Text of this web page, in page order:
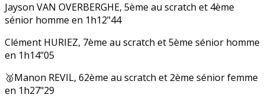
Jayson VAN OVERBERGHE, 5ème au scratch et 4ème
sénior homme en 1h12"44
Clément HURIEZ, 7ème au scratch et 5ème sénior homme
en 1h14"05
🥈Manon REVIL, 62ème au scratch et 2ème sénior femme
en 1h27"29